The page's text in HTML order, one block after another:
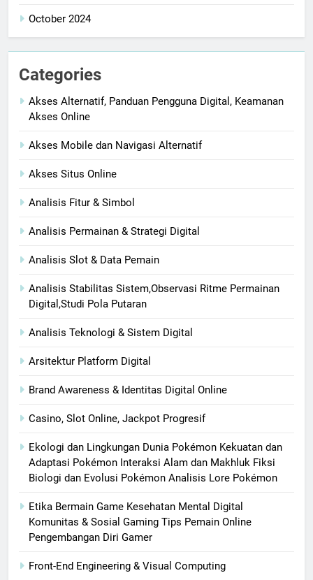
October 2024
Categories
Akses Alternatif, Panduan Pengguna Digital, Keamanan
Akses Online
Akses Mobile dan Navigasi Alternatif
Akses Situs Online
Analisis Fitur & Simbol
Analisis Permainan & Strategi Digital
Analisis Slot & Data Pemain
Analisis Stabilitas Sistem,Observasi Ritme Permainan
Digital,Studi Pola Putaran
Analisis Teknologi & Sistem Digital
Arsitektur Platform Digital
Brand Awareness & Identitas Digital Online
Casino, Slot Online, Jackpot Progresif
Ekologi dan Lingkungan Dunia Pokémon Kekuatan dan
Adaptasi Pokémon Interaksi Alam dan Makhluk Fiksi
Biologi dan Evolusi Pokémon Analisis Lore Pokémon
Etika Bermain Game Kesehatan Mental Digital
Komunitas & Sosial Gaming Tips Pemain Online
Pengembangan Diri Gamer
Front-End Engineering & Visual Computing